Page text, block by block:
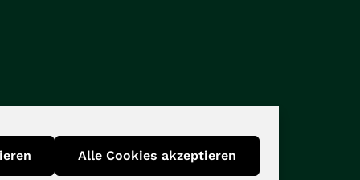
Alle Cookies akzeptieren